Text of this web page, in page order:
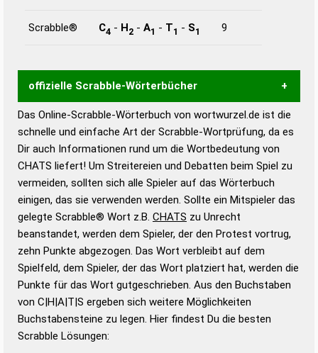
Scrabble® C4 - H2 - A1 - T1 - S1 9
offizielle Scrabble-Wörterbücher
Wortwurzel liefert mit Hilfe eines semantischen
Wortanalyse-Algorithmus gute Anhaltspunkte zu
Wortbedeutung, Worttrennung und Wortform, um die
Gültigkeit eines Wortes für das Scrabble-Spiel zu
bestimmen!
zugelassene Turnier Scrabble-
Wörterbücher sind:
Duden – Standardwerk in 12 Bänden
Duden – Richtiges und gutes
Deutsch
Duden – Die deutsche Grammatik
Duden – Deutsches
Das Online-Scrabble-Wörterbuch von wortwurzel.de ist die
schnelle und einfache Art der Scrabble-Wortprüfung, da es
Dir auch Informationen rund um die Wortbedeutung von
CHATS liefert! Um Streitereien und Debatten beim Spiel zu
vermeiden, sollten sich alle Spieler auf das Wörterbuch
einigen, das sie verwenden werden. Sollte ein Mitspieler das
gelegte Scrabble® Wort z.B. CHATS zu Unrecht
beanstandet, werden dem Spieler, der den Protest vortrug,
zehn Punkte abgezogen. Das Wort verbleibt auf dem
Spielfeld, dem Spieler, der das Wort platziert hat, werden die
Punkte für das Wort gutgeschrieben. Aus den Buchstaben
von C|H|A|T|S ergeben sich weitere Möglichkeiten
Buchstabensteine zu legen. Hier findest Du die besten
Scrabble Lösungen: